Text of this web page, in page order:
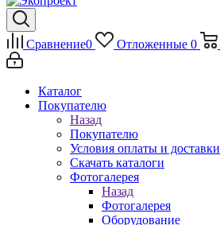
Сравнение0 Отложенные 0
Каталог
Покупателю
Назад
Покупателю
Условия оплаты и доставки
Скачать каталоги
Фотогалерея
Назад
Фотогалерея
Оборудование